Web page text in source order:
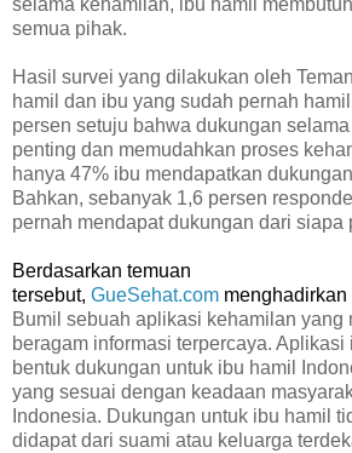
selama kehamilan, ibu hamil
semua pihak.
Hasil survei yang dilakukan oleh
hamil dan ibu yang sudah pernah
persen setuju bahwa dukungan
penting dan memudahkan proses
hanya 47% ibu mendapatkan
Bahkan, sebanyak 1,6 persen
pernah mendapat dukungan dari siapa
Berdasarkan temuan
tersebut, GueSehat.com menghadirkan
Bumil sebuah aplikasi kehamilan yang
beragam informasi terpercaya.
bentuk dukungan untuk ibu hamil
yang sesuai dengan keadaan
Indonesia. Dukungan untuk ibu hamil
didapat dari suami atau keluarga